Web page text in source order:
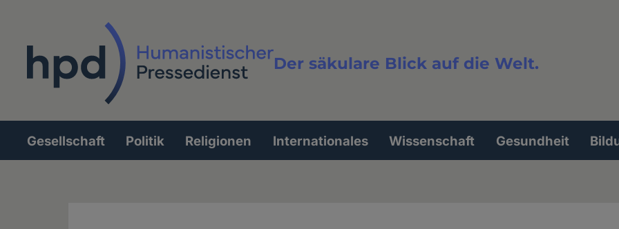
Der säkulare Blick auf die Welt.
Volltextsuche
Hauptnavigation
Gesellschaft Politik Religionen Internationales Wissenschaft Gesundheit